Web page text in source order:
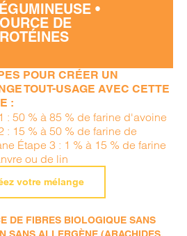
•
DE
POUR CRÉER UN
TOUT-USAGE AVEC CETTE
:
: 50 % à 85 % de farine d'avoine
: 15 % à 50 % de farine de
Étape 3 : 1 % à 15 % de farine
ou de lin
votre mélange
DE FIBRES BIOLOGIQUE SANS